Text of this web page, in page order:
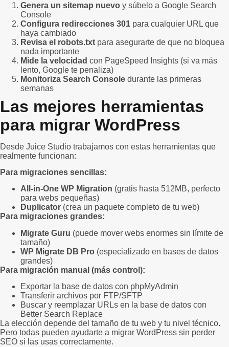
Genera un sitemap nuevo y súbelo a Google Search
Console
Configura redirecciones 301 para cualquier URL que
haya cambiado
Revisa el robots.txt para asegurarte de que no bloquea
nada importante
Mide la velocidad con PageSpeed Insights (si va más
lento, Google te penaliza)
Monitoriza Search Console durante las primeras
semanas
Las mejores herramientas
para migrar WordPress
Desde Juice Studio trabajamos con estas herramientas que
realmente funcionan:
Para migraciones sencillas:
All-in-One WP Migration (gratis hasta 512MB, perfecto
para webs pequeñas)
Duplicator (crea un paquete completo de tu web)
Para migraciones grandes:
Migrate Guru (puede mover webs enormes sin límite de
tamaño)
WP Migrate DB Pro (especializado en bases de datos
grandes)
Para migración manual (más control):
Exportar la base de datos con phpMyAdmin
Transferir archivos por FTP/SFTP
Buscar y reemplazar URLs en la base de datos con
Better Search Replace
La elección depende del tamaño de tu web y tu nivel técnico.
Pero todas pueden ayudarte a migrar WordPress sin perder
SEO si las usas correctamente.